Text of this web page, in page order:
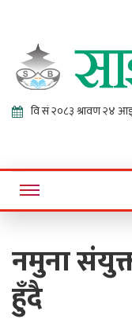
Online News Portal
नमुना
हुँदै